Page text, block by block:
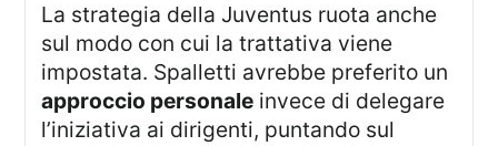
La strategia della Juventus ruota anche
sul modo con cui la trattativa viene
impostata. Spalletti avrebbe preferito un
approccio personale invece di delegare
l’iniziativa ai dirigenti, puntando sul